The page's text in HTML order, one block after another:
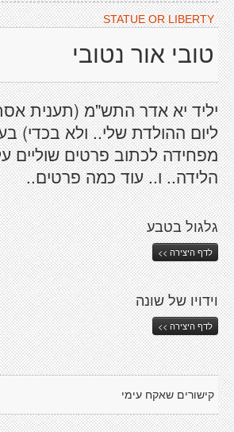
STATUE OR LIBERTY
טובי אור נטובי
יליד יא אדר התש"מ (תענית
ליום ההולדת שלי.. ולא בכדי)
מפחידה לכתוב פרטים שוליים
הלידה.. ו.. עוד כמה פרטים..
גלגול בטבע
לדף היצירה >>
וידויו של שונה
לדף היצירה >>
קישורים שאקח עימי